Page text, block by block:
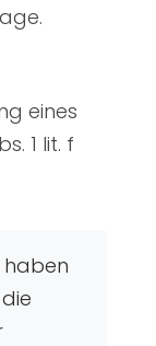
eines
1 lit. f
haben